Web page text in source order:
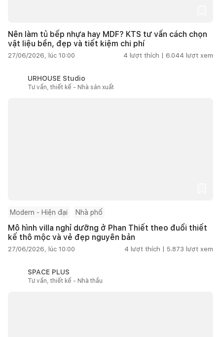
Nên làm tủ bếp nhựa hay MDF? KTS tư vấn cách chọn
vật liệu bền, đẹp và tiết kiệm chi phí
27/06/2026, lúc 10:00 4 lượt thích | 6.044 lượt xem
URHOUSE Studio
Tư vấn, thiết kế - Nhà sản xuất
Modern - Hiện đại Nhà phố
Mô hình villa nghỉ dưỡng ở Phan Thiết theo đuổi thiết
kế thô mộc và vẻ đẹp nguyên bản
27/06/2026, lúc 10:00 4 lượt thích | 5.873 lượt xem
SPACE PLUS
Tư vấn, thiết kế - Nhà thầu